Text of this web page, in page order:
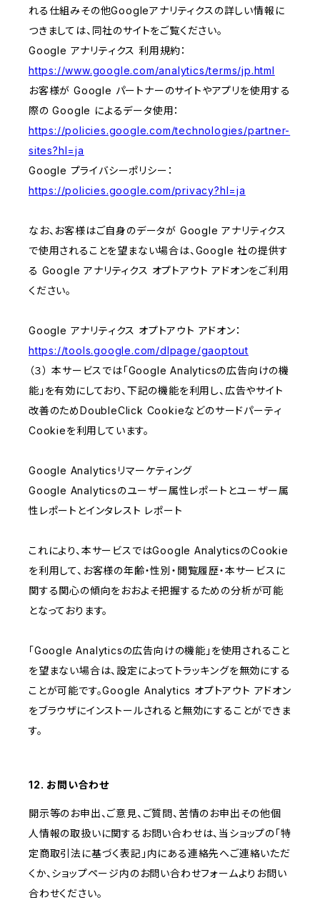
れる仕組みその他Googleアナリティクスの詳しい情報に
つきましては、同社のサイトをご覧ください。
Google アナリティクス 利用規約：
https://www.google.com/analytics/terms/jp.html
お客様が Google パートナーのサイトやアプリを使用する
際の Google によるデータ使用：
https://policies.google.com/technologies/partner-
sites?hl=ja
Google プライバシーポリシー：
https://policies.google.com/privacy?hl=ja
なお、お客様はご自身のデータが Google アナリティクス
で使用されることを望まない場合は、Google 社の提供す
る Google アナリティクス オプトアウト アドオンをご利用
ください。
Google アナリティクス オプトアウト アドオン：
https://tools.google.com/dlpage/gaoptout
（３） 本サービスでは「Google Analyticsの広告向けの機
能」を有効にしており、下記の機能を利用し、広告やサイト
改善のためDoubleClick Cookieなどのサードパーティ
Cookieを利用しています。
Google Analyticsリマーケティング
Google Analyticsのユーザー属性レポートとユーザー属
性レポートとインタレスト レポート
これにより、本サービスではGoogle AnalyticsのCookie
を利用して、お客様の年齢・性別・閲覧履歴・本サービスに
関する関心の傾向をおおよそ把握するための分析が可能
となっております。
「Google Analyticsの広告向けの機能」を使用されること
を望まない場合は、設定によってトラッキングを無効にする
ことが可能です。Google Analytics オプトアウト アドオン
をブラウザにインストールされると無効にすることができま
す。
12. お問い合わせ
開示等のお申出、ご意見、ご質問、苦情のお申出その他個
人情報の取扱いに関するお問い合わせは、当ショップの「特
定商取引法に基づく表記」内にある連絡先へご連絡いただ
くか、ショップページ内のお問い合わせフォームよりお問い
合わせください。